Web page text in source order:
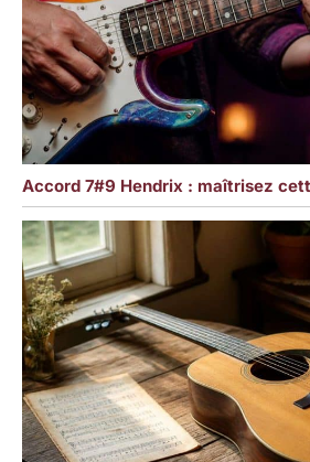
Accord 7#9 Hendrix : maîtrisez